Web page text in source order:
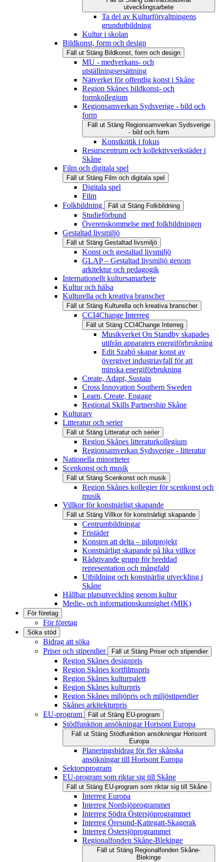
utvecklingsarbete
Ta del av Kulturförvaltningens
grundutbildning
Kultur i skolan
Bildkonst, form och design
Fäll ut Stäng Bildkonst, form och design
MU - medverkans- och
utställningsersättning
Nätverket för offentlig konst i Skåne
Region Skånes bildkonst- och
formkollegium
Regionsamverkan Sydsverige - bild och
form
Fäll ut Stäng Regionsamverkan Sydsverige
- bild och form
Konstkritik i fokus
Resurscentrum och kollektivverkstäder i
Skåne
Film och digitala spel
Fäll ut Stäng Film och digitala spel
Digitala spel
Film
Folkbildning
Fäll ut Stäng Folkbildning
Studieförbund
Överenskommelse med folkbildningen
Gestaltad livsmiljö
Fäll ut Stäng Gestaltad livsmiljö
Konst och gestaltad livsmiljö
GLAP – Gestaltad livsmiljö genom
arkitektur och pedagogik
Internationellt kultursamarbete
Kultur och hälsa
Kulturella och kreativa branscher
Fäll ut Stäng Kulturella och kreativa branscher
CCI4Change Interreg
Fäll ut Stäng CCI4Change Interreg
Musikverket On Standby skapades
utifrån apparaters energiförbrukning
Edit Szabó skapar konst av
övergivet industriavfall för att
minska energiförbrukning
Create, Adapt, Sustain
Cross Innovation Southern Sweden
Learn, Create, Engage
Regional Skills Partnership Skåne
Kulturarv
Litteratur och serier
Fäll ut Stäng Litteratur och serier
Region Skånes litteraturkollegium
Regionsamverkan Sydsverige - litteratur
Nationella minoriteter
Scenkonst och musik
Fäll ut Stäng Scenkonst och musik
Region Skånes kollegier för scenkonst och
musik
Villkor för konstnärligt skapande
Fäll ut Stäng Villkor för konstnärligt skapande
Centrumbildningar
Fristäder
Konsten att delta – pilotprojekt
Konstnärligt skapande på lika villkor
Rådgivande grupp för breddad
representation och mångfald
Utbildning och konstnärlig utveckling i
Skåne
Hållbar platsutveckling genom kultur
Medie- och informationskunnighet (MIK)
För företag
För företag
Söka stöd
Bidrag att söka
Priser och stipendier
Fäll ut Stäng Priser och stipendier
Region Skånes designpris
Region Skånes kortfilmspris
Region Skånes kulturpalett
Region Skånes kulturpris
Region Skånes miljöpris och miljöstipendier
Skånes arkitekturpris
EU-program
Fäll ut Stäng EU-program
Stödfunktion ansökningar Horisont Europa
Fäll ut Stäng Stödfunktion ansökningar Horisont
Europa
Planeringsbidrag för fler skånska
ansökningar till Horisont Europa
Sektorsprogram
EU-program som riktar sig till Skåne
Fäll ut Stäng EU-program som riktar sig till Skåne
Interreg Europa
Interreg Nordsjöprogrammet
Interreg Södra Östersjöprogrammet
Interreg Öresund-Kattegatt-Skagerak
Interreg Östersjöprogrammet
Regionalfonden Skåne-Blekinge
Fäll ut Stäng Regionalfonden Skåne-
Blekinge